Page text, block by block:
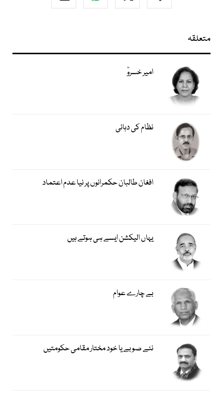
متعلقہ
امیر خسروؒ
نظام کی دہائی
افغان طالبان حکمرانوں پر نیا عدم اعتماد
یہاں الیکشن ایسے ہی ہوتے ہیں
بے چارے عوام
نئے صوبے یا خود مختار مقامی حکومتیں